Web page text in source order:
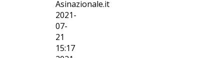
Asinazionale.it
2021-
07-
21
15:17